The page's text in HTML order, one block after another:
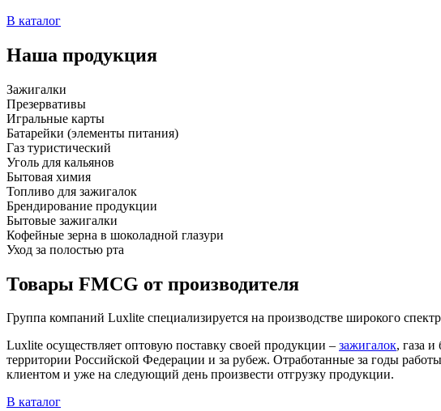
В каталог
Наша продукция
Зажигалки
Презервативы
Игральные карты
Батарейки (элементы питания)
Газ туристический
Уголь для кальянов
Бытовая химия
Топливо для зажигалок
Брендирование продукции
Бытовые зажигалки
Кофейные зерна в шоколадной глазури
Уход за полостью рта
Товары FMCG от производителя
Группа компаний Luxlite специализируется на производстве широкого
Luxlite осуществляет оптовую поставку своей продукции – зажигалок, газа и
территории Российской Федерации и за рубеж. Отработанные за годы
клиентом и уже на следующий день произвести отгрузку продукции.
В каталог